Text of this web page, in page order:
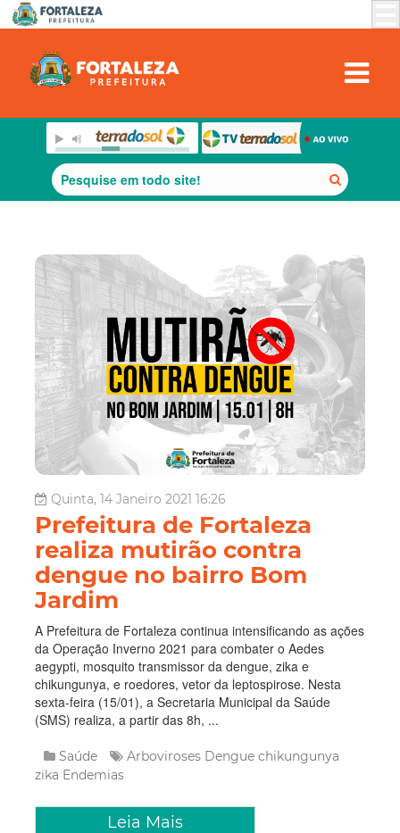
Quinta, 14 Janeiro 2021 16:26
Prefeitura de Fortaleza
realiza mutirão contra
dengue no bairro Bom
Jardim
A Prefeitura de Fortaleza continua intensificando as ações
da Operação Inverno 2021 para combater o Aedes
aegypti, mosquito transmissor da dengue, zika e
chikungunya, e roedores, vetor da leptospirose. Nesta
sexta-feira (15/01), a Secretaria Municipal da Saúde
(SMS) realiza, a partir das 8h, ...
Saúde Arboviroses Dengue chikungunya
zika Endemias
Leia Mais